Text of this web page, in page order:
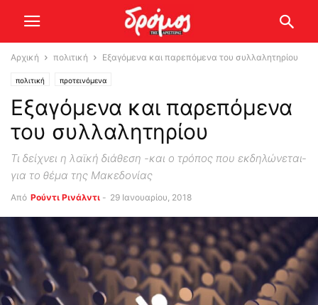
Αρχική πολιτική Εξαγόμενα και παρεπόμενα του συλλαλητηρίου
πολιτική προτεινόμενα
Εξαγόμενα και παρεπόμενα
του συλλαλητηρίου
Τι δείχνει η λαϊκή διάθεση -και ο τρόπος που εκδηλώνεται-
για το θέμα της Μακεδονίας
Από Ρούντι Ρινάλντι - 29 Ιανουαρίου, 2018